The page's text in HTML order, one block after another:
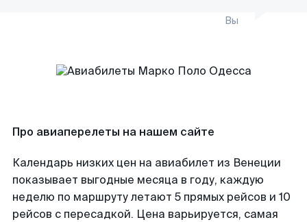
Вы
Про авиаперелеты на нашем сайте
Календарь низких цен на авиабилет из Венеции
показывает выгодные месяца в году, каждую
неделю по маршруту летают 5 прямых рейсов и 10
рейсов с пересадкой. Цена варьируется, самая